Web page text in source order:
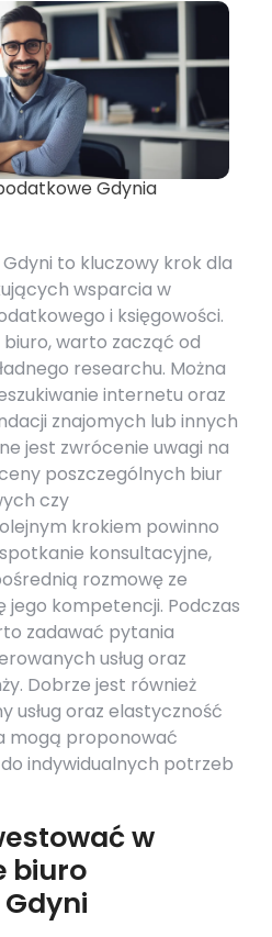
Gdynia
to kluczowy krok dla
wsparcia w
i księgowości.
warto zacząć od
researchu. Można
internetu oraz
znajomych lub innych
jest zwrócenie uwagi na
poszczególnych biur
czy
krokiem powinno
konsultacyjne,
rozmowę ze
kompetencji. Podczas
zadawać pytania
usług oraz
Dobrze jest również
usług oraz elastyczność
mogą proponować
indywidualnych potrzeb
w
biuro